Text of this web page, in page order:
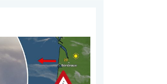
. . mercredi 5 août 2026
sont incontrôlables. L'Espagne et la France. .